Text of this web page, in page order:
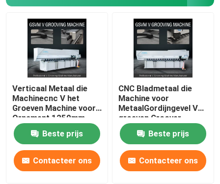
Verticaal Metaal die
Machinecnc V het
Groeven Machine voor
Ornament 1250mm
groeven
Beste prijs
Contacteer ons
CNC Bladmetaal die
Machine voor
MetaalGordijngevel V
groeven Groover-
Machine 1240
Beste prijs
Contacteer ons